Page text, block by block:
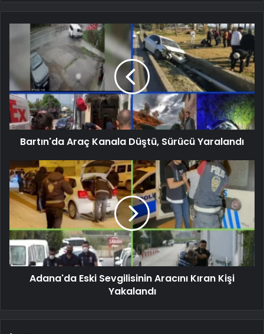
Bartın'da Araç Kanala Düştü, Sürücü Yaralandı
Adana'da Eski Sevgilisinin Aracını Kıran Kişi
Yakalandı